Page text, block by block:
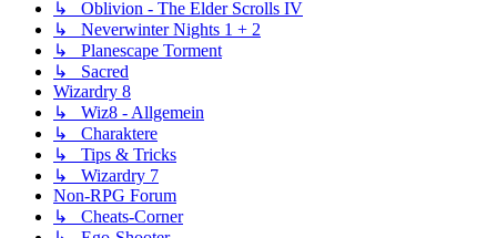
↳ Oblivion - The Elder Scrolls IV
↳ Neverwinter Nights 1 + 2
↳ Planescape Torment
↳ Sacred
Wizardry 8
↳ Wiz8 - Allgemein
↳ Charaktere
↳ Tips & Tricks
↳ Wizardry 7
Non-RPG Forum
↳ Cheats-Corner